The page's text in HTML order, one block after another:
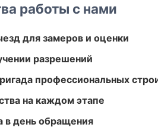
работы с нами
для замеров и оценки
разрешений
профессиональных
на каждом этапе
в день обращения